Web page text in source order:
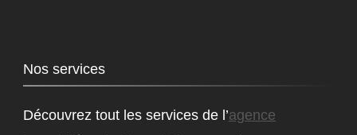
Nos services
Découvrez tout les services de l’agence